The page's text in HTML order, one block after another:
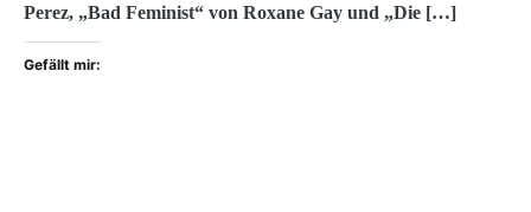
Perez, „Bad Feminist“ von Roxane Gay und „Die […]
Gefällt mir: